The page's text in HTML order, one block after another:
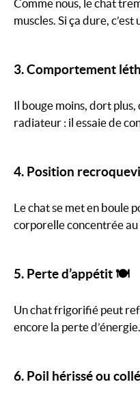
Comme nous, le chat
muscles. Si ça dure,
3. Comportement
Il bouge moins, dort
radiateur : il essaie de
4. Position
Le chat se met en boule
corporelle concentrée
5. Perte d’appétit 🍽️
Un chat frigorifié peut
encore la perte d’énergie.
6. Poil hérissé ou collé